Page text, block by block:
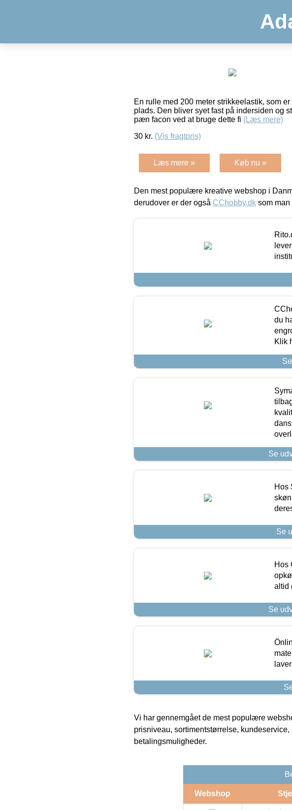
En rulle med 200 meter strikkeelastik, som
plads. Den bliver syet fast på indersiden og
pæn facon ved at bruge dette fi (Læs mere)
30 kr. (Vis fragtpris)
Læs mere » Køb nu »
Den mest populære kreative webshop i
derudover er der også CChobby.dk som man
du
Klik
Se
Hos
Se
Hos
altid
Se
Vi har gennemgået de mest populære
prisniveau, sortimentstørrelse,
betalingsmuligheder.
Webshop